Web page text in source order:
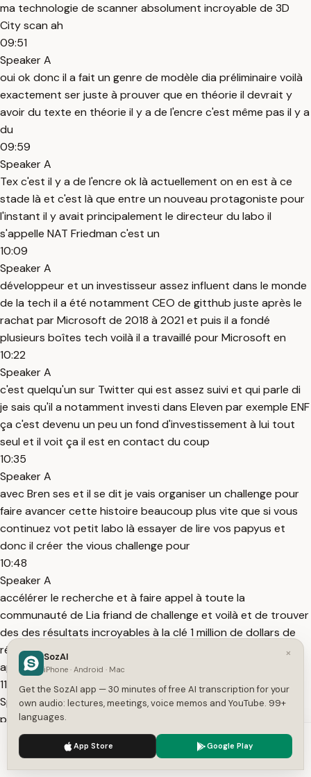
ma technologie de scanner absolument incroyable de 3D
City scan ah
09:51
Speaker A
oui ok donc il a fait un genre de modèle dia préliminaire voilà
exactement ser juste à prouver que en théorie il devrait y
avoir du texte en théorie il y a de l'encre c'est même pas il y a
du
09:59
Speaker A
Tex c'est il y a de l'encre ok là actuellement on en est à ce
stade là et c'est là que entre un nouveau protagoniste pour
l'instant il y avait principalement le directeur du labo il
s'appelle NAT Friedman c'est un
10:09
Speaker A
développeur et un investisseur assez influent dans le monde
de la tech il a été notamment CEO de gitthub juste après le
rachat par Microsoft de 2018 à 2021 et puis il a fondé
plusieurs boîtes tech voilà il a travaillé pour Microsoft en
10:22
Speaker A
c'est quelqu'un sur Twitter qui est assez suivi et qui parle di
je sais qu'il a notamment investi dans Eleven par exemple ENF
ça c'est devenu un peu un fond d'investissement à lui tout
seul et il voit ça il est en contact du coup
10:35
Speaker A
avec Bren ses et il se dit je vais organiser un challenge pour
faire avancer cette histoire beaucoup plus vite que si vous
continuez vot petit labo là essayer de lire vos papyus et
donc il créer the vious challenge pour
10:48
Speaker A
accélérer le recherche et à faire appel à toute la
communauté de Lia friand de challenge et voilà et de trouver
des des résultats incroyables à la clé 1 million de dollars de
récompense réparti en plusieurs catégories notamment
apporté
11:00
Speaker A
par N Freedman mais il y a aussi d'autres d'autres
investisseurs qui la trop bien le site genre tu as vraiment
envie de participer et tout est super bien expliqué
honnêtement si si vous voulez creuser pouvez allez lire tout
We use cookies to enhance your experience.
×
SozAI
iPhone · Android · Mac
Get the SozAI app — 30 minutes of free AI transcription for your
own audio: lectures, meetings, voice memos and YouTube. 99+
languages.
App Store Google Play